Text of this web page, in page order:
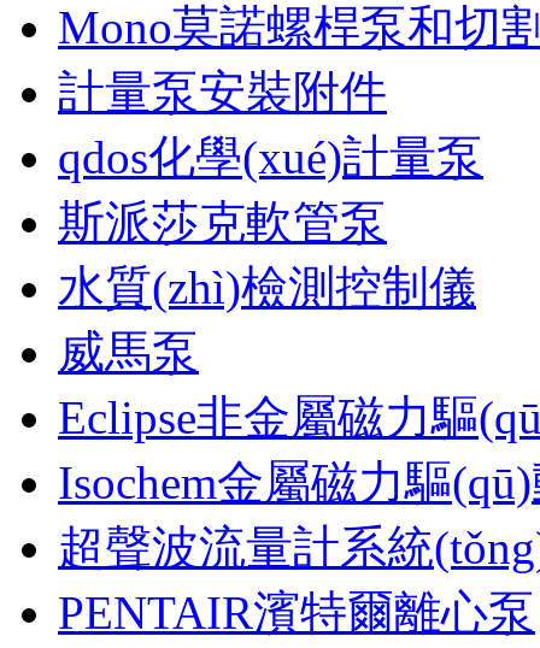
Mono莫諾螺桿泵和切
計量泵安裝附件
qdos化學(xué)計量泵
斯派莎克軟管泵
水質(zhì)檢測控制儀
威馬泵
Eclipse非金屬磁力驅
Isochem金屬磁力驅
超聲波流量計系統
PENTAIR濱特爾離心泵